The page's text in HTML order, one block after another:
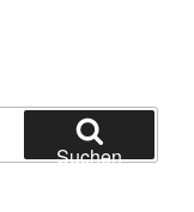
Suchen